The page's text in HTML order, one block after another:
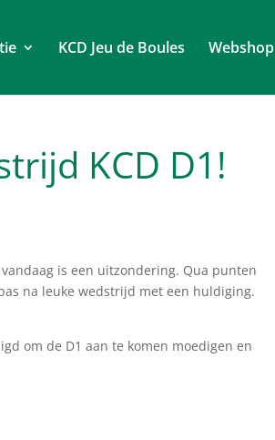
KCD Jeu de Boules Webshop
KCD D1!
is een uitzondering. Qua punten
na leuke wedstrijd met een huldiging.
om de D1 aan te komen moedigen en